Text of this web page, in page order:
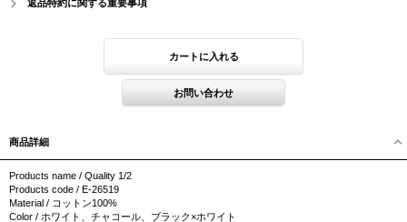
返品特約に関する重要事項
商品詳細
Products name / Quality 1/2
Products code / E-26519
Material / コットン100%
Color / ホワイト、チャコール、ブラック×ホワイト